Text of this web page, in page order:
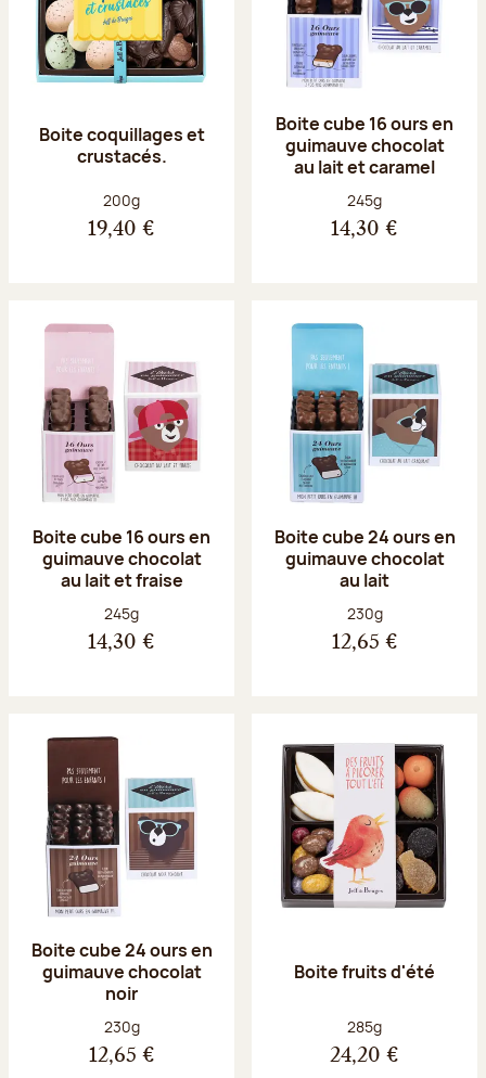
Boite coquillages et
crustacés.
Poids net :
200g
19,40 €
Boite cube 16 ours en
guimauve chocolat
au lait et caramel
Poids net :
245g
14,30 €
Boite cube 16 ours en
guimauve chocolat
au lait et fraise
Poids net :
245g
14,30 €
Boite cube 24 ours en
guimauve chocolat
au lait
Poids net :
230g
12,65 €
Boite cube 24 ours en
guimauve chocolat
noir
Poids net :
230g
12,65 €
Boite fruits d'été
Poids net :
285g
24,20 €